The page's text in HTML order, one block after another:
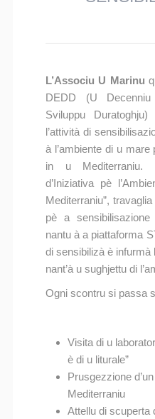
L’Associu U Marinu
DEDD (U
Sviluppu
l’attività di
à l’ambiente di u
in u Mediterraniu.
d’Iniziativa pè
Mediterraniu”,
pè a
nantu à a piattaforma
di sensibilizà è infurmà
nant’à u sughjettu di
Ogni scontru si passa
Visita di u
è di u liturale”
Prusgezzione
Mediterraniu
Attellu di scuperta